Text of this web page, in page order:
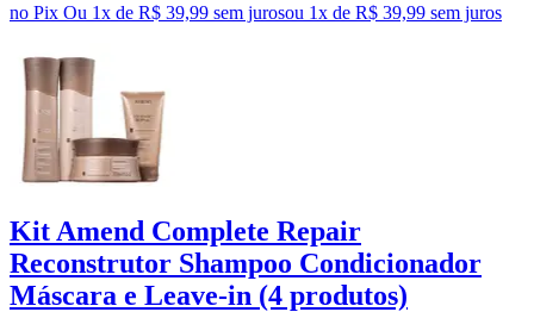
no Pix Ou 1x de R$ 39,99 sem jurosou 1x de R$ 39,99 sem juros
Kit Amend Complete Repair
Reconstrutor Shampoo Condicionador
Máscara e Leave-in (4 produtos)